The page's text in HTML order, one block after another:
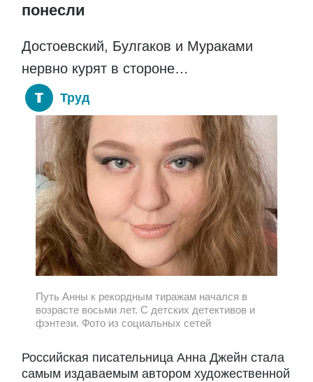
понесли
Достоевский, Булгаков и Мураками
нервно курят в стороне…
Труд
Путь Анны к рекордным тиражам начался в
возрасте восьми лет. С детских детективов и
фэнтези. Фото из социальных сетей
Российская писательница Анна Джейн стала
самым издаваемым автором художественной